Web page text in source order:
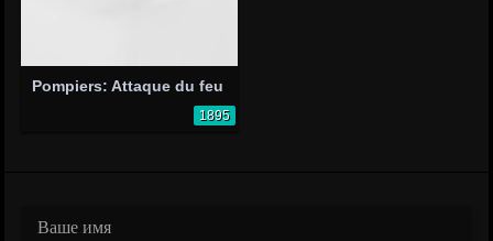
Pompiers: Attaque du feu
1895